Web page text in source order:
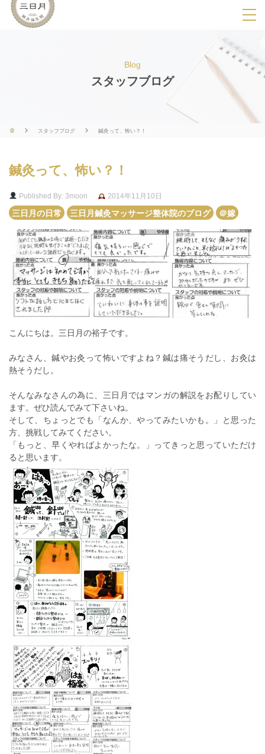
SPメニ
ー
展
用
ボ
Blog
スタッフブログ
スタッフブログ 鍼灸って、怖い？！
鍼灸って、怖い？！
Published By: 3moon
2014年11月10日
三日月の日常
三日月鍼灸マッサージ整体院のブログ ＠嫁
こんにちは。三日月の裕子です。
みなさん、鍼やお灸って怖いですよね？鍼は痛そうだし、お灸は
熱そうだし。
そんなみなさんの為に、三日月ではマンガの解説をお配りしてい
ます。ぜひ読んでみて下さいね。
そして、ちょっとでも「なんか、やってみたいかも。」と思った
方、挑戦してみてください。
「もっと、早くやればよかったな。」ってきっと思っていただけ
ると思います。